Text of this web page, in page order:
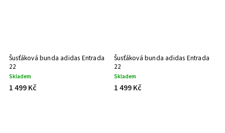
Šusťáková bunda adidas Entrada
22
Skladem
1 499 Kč
Šusťáková bunda adidas Entrada
22
Skladem
1 499 Kč